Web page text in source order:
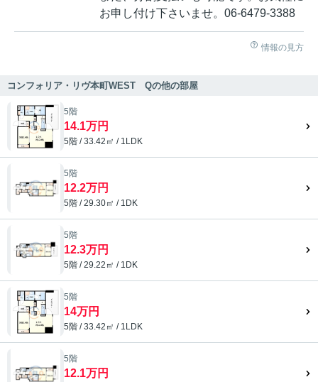
お申し付け下さいませ。06-6479-3388
情報の見方
コンフォリア・リヴ本町WEST Qの他の部屋
5階
14.1万円
5階 / 33.42㎡ / 1LDK
5階
12.2万円
5階 / 29.30㎡ / 1DK
5階
12.3万円
5階 / 29.22㎡ / 1DK
5階
14万円
5階 / 33.42㎡ / 1LDK
5階
12.1万円